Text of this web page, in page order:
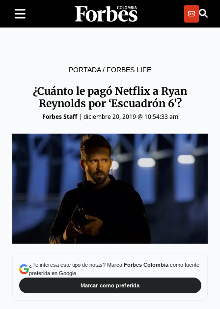
PORTADA/ FORBES LIFE
¿Cuánto le pagó Netflix a Ryan
Reynolds por ‘Escuadrón 6’?
Forbes Staff| diciembre 20, 2019 @ 10:54:33 am
¿Te interesa este tipo de notas? Marca Forbes Colombiacomo fuente
preferida en Google.
Marcar como preferida